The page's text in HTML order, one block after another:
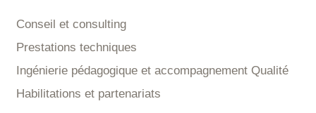
Conseil et consulting
Prestations techniques
Ingénierie pédagogique et accompagnement Qualité
Habilitations et partenariats